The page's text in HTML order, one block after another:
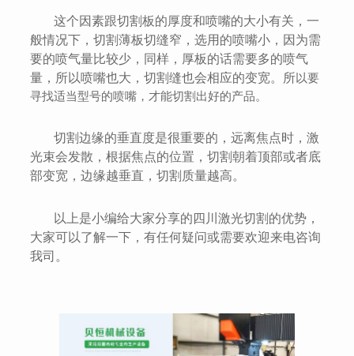
这个因素跟切割板的厚度和喷嘴的大小有关，一
般情况下，切割薄板切缝窄，选用的喷嘴小，因为需
要的喷气量比较少，同样，厚板的话需要多的喷气
量，所以喷嘴也大，切割缝也会相应的变宽。所以要
寻找适当型号的喷嘴，才能切割出好的产品。
切割边缘的垂直度是很重要的，远离焦点时，激
光束会发散，根据焦点的位置，切割朝着顶部或者底
部变宽，边缘越垂直，切割质量越高。
以上是小编给大家分享的四川激光切割的优势，
大家可以了解一下，有任何疑问或需要欢迎来电咨询
我司。